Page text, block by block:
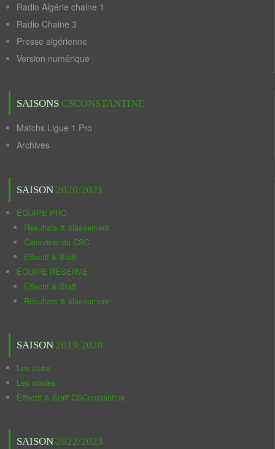
Radio Algérie chaine 1
Radio Chaine 3
Presse algérienne
Version numérique
SAISONS CSCONSTANTINE
Matchs Ligue 1 Pro
Archives
SAISON 2020/2021
ÉQUIPE PRO
Résultats & classement
Calendrier du CSC
Effectif & Staff
ÉQUIPE RÉSERVE
Effectif & Staff
Résultats & classement
SAISON 2019/2020
Les clubs
Les stades
Effectif & Staff CSConstantine
SAISON 2022/2023